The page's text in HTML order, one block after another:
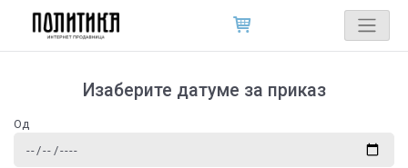
Изаберите датуме за приказ
Од